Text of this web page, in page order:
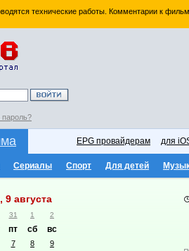
технические работы. Комментарии к
EPG провайдерам для
Сериалы Спорт Для детей
9 августа
31 1 2
пт сб вс
7 8 9